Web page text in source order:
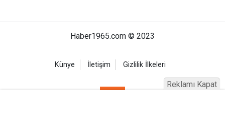
Haber1965.com © 2023
Künye İletişim Gizlilik İlkeleri
Reklamı Kapat